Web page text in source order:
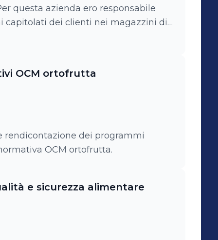
questa azienda ero responsabile
capitolati dei clienti nei magazzini di
Flacca a Fondi e Altocasertano a
OCM ortofrutta
rendicontazione dei programmi
OCM ortofrutta.
e sicurezza alimentare